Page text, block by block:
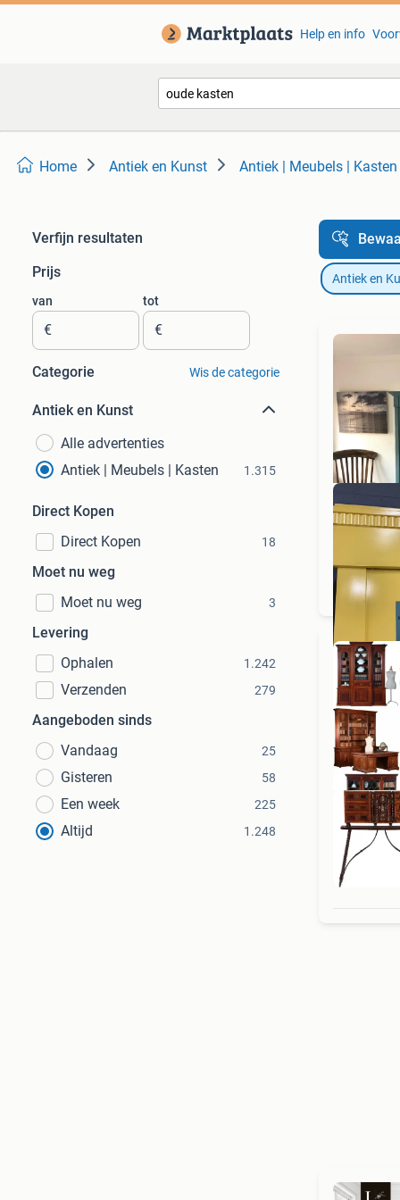
Help en info
Home Antiek en Kunst Antiek | Meubels | Kasten
Verfijn resultaten
Prijs
van
€
tot
€
Categorie Wis de categorie
Antiek en Kunst
Alle advertenties
Antiek | Meubels | Kasten
1.315
Direct Kopen
Direct Kopen
18
Moet nu weg
Moet nu weg
3
Levering
Ophalen
1.242
Verzenden 279
Aangeboden sinds
Vandaag
25
Gisteren 58
Een week 225
Altijd 1.248
Antiek en